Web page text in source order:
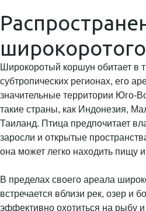
Широкоротый коршун обитает в
субтропических регионах, его
значительные территории Юго-
такие страны, как Индонезия,
Таиланд. Птица предпочитает
заросли и открытые
она может легко находить пищу и
В пределах своего ареала
встречается вблизи рек, озер и
эффективно охотиться на рыбу